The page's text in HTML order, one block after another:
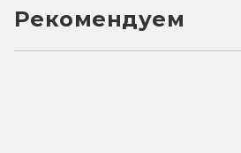
Рекомендуем